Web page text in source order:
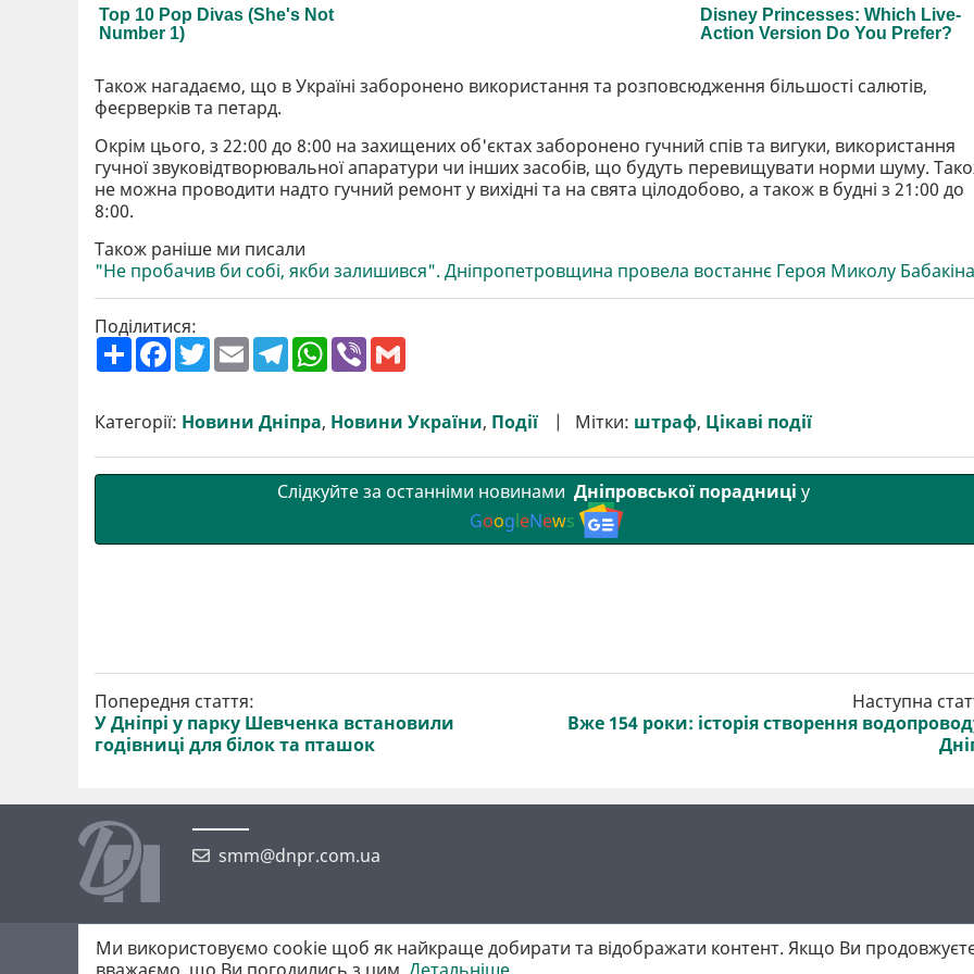
Також нагадаємо, що в Україні заборонено використання та розповсюдження більшості салютів,
феєрверків та петард.
Окрім цього, з 22:00 до 8:00 на захищених об'єктах заборонено гучний спів та вигуки, використання
гучної звуковідтворювальної апаратури чи інших засобів, що будуть перевищувати норми шуму.
не можна проводити надто гучний ремонт у вихідні та на свята цілодобово, а також в будні з 21:00 до
8:00.
Також раніше ми писали
"Не пробачив би собі, якби залишився". Дніпропетровщина провела востаннє Героя Миколу Бабакіна
Поділитися:
П
о
р
и
F
a
b
o
T
w
t
e
E
m
l
T
e
g
r
W
h
s
A
V
r l
Категорії: Новини Дніпра, Новини України, Події Мітки: штраф, Цікаві події
Слідкуйте за останніми новинами Дніпровської порадниці у
GoogleNews
Попередня стаття:
У Дніпрі у парку Шевченка встановили
годівниці для білок та пташок
Наступна
Вже 154 роки: історія створення
smm@dnpr.com.ua
©2026 https://dnpr.com.ua Дніпровська порадниця
Всі права захищені. При повному або частковому використанні матеріалів обов'язкове активне гіперпосилання у першому абзаці.
Ми використовуємо cookie щоб як найкраще добирати та відображати контент. Якщо Ви